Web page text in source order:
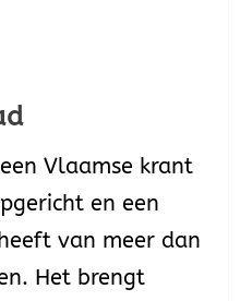
Vlaamse krant
en een
van meer dan
Het brengt